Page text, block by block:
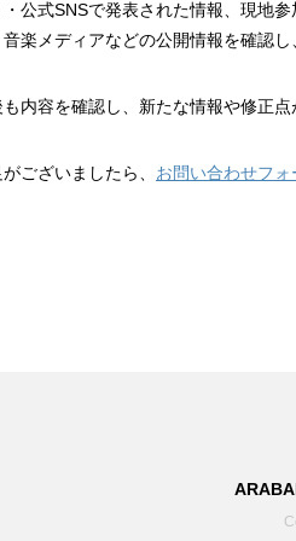
公式SNSで発表された情報、現地
楽メディアなどの公開情報を確認し
内容を確認し、新たな情報や修正
ございましたら、 お問い合わせフォ